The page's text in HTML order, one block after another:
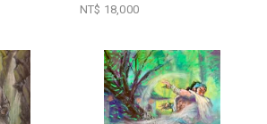
NT$ 18,000